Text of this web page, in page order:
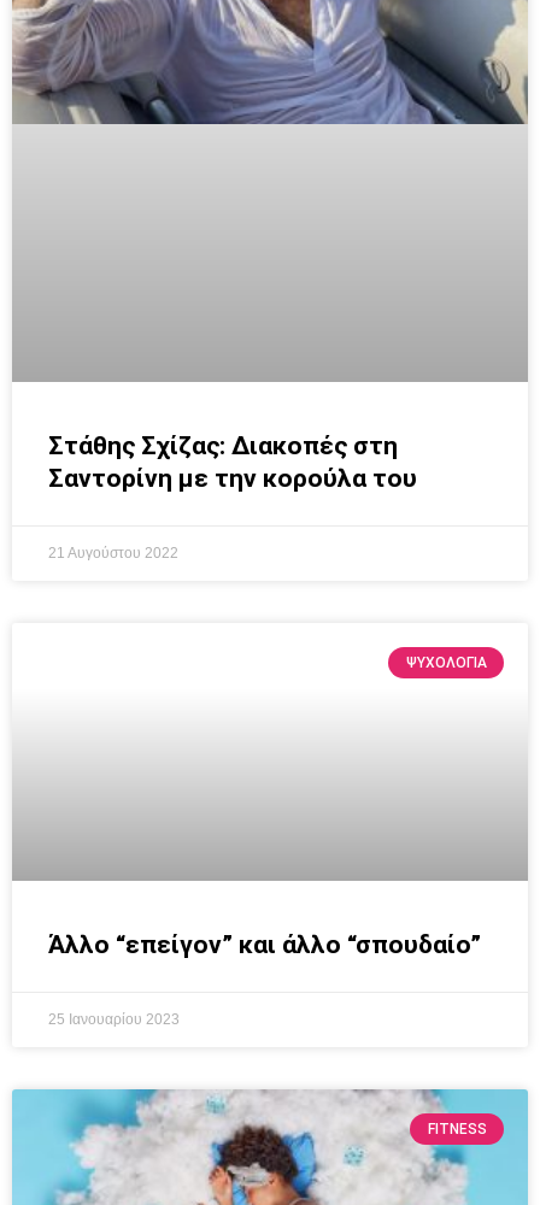
Στάθης Σχίζας: Διακοπές στη
Σαντορίνη με την κορούλα του
21 Αυγούστου 2022
ΨΥΧΟΛΟΓΙΑ
Άλλο “επείγον” και άλλο “σπουδαίο”
25 Ιανουαρίου 2023
FITNESS